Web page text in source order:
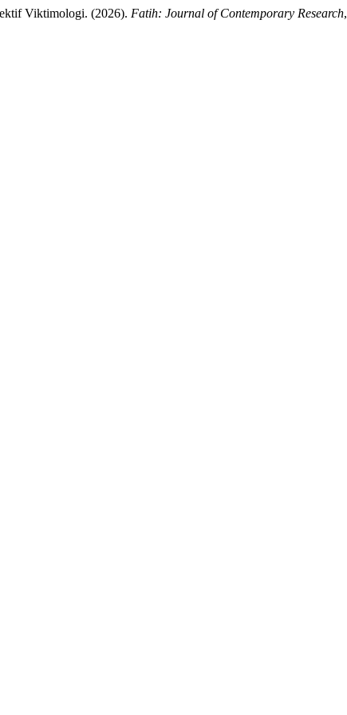
Viktimologi. (2026). Fatih: Journal of Contemporary Research,